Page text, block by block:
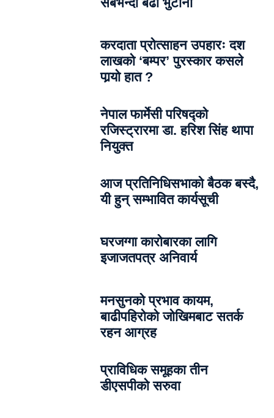
करदाता प्रोत्साहन उपहारः दश
लाखको ‘बम्पर’ पुरस्कार कसले
पार्‍याे हात ?
नेपाल फार्मेसी परिषद्को
रजिस्ट्रारमा डा. हरिश सिंह थापा
नियुक्त
आज प्रतिनिधिसभाको बैठक बस्दै,
यी हुन् सम्भावित कार्यसूची
घरजग्गा कारोबारका लागि
इजाजतपत्र अनिवार्य
मनसुनको प्रभाव कायम,
बाढीपहिरोको जोखिमबाट सतर्क
रहन आग्रह
प्राविधिक समूहका तीन
डीएसपीको सरुवा